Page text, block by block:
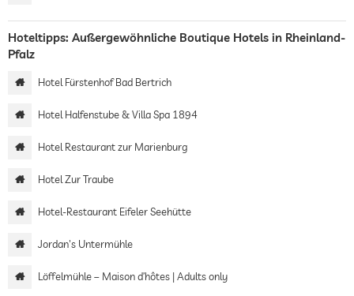
Hoteltipps: Außergewöhnliche Boutique Hotels in Rheinland-
Pfalz
Hotel Fürstenhof Bad Bertrich
Hotel Halfenstube & Villa Spa 1894
Hotel Restaurant zur Marienburg
Hotel Zur Traube
Hotel-Restaurant Eifeler Seehütte
Jordan's Untermühle
Löffelmühle – Maison d’hôtes | Adults only